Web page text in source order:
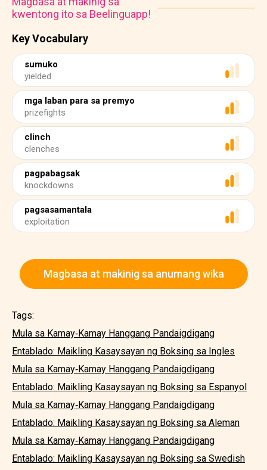
Key Vocabulary
sumuko
yielded
mga laban para sa premyo
prizefights
clinch
clenches
pagpabagsak
knockdowns
pagsasamantala
exploitation
kwentong ito sa Beelinguapp!
Magbasa at makinig sa anumang wika
Tags:
Mula sa Kamay‑Kamay Hanggang Pandaigdigang
Entablado: Maikling Kasaysayan ng Boksing sa Ingles
Mula sa Kamay‑Kamay Hanggang Pandaigdigang
Entablado: Maikling Kasaysayan ng Boksing sa Espanyol
Mula sa Kamay‑Kamay Hanggang Pandaigdigang
Entablado: Maikling Kasaysayan ng Boksing sa Aleman
Mula sa Kamay‑Kamay Hanggang Pandaigdigang
Entablado: Maikling Kasaysayan ng Boksing sa Swedish